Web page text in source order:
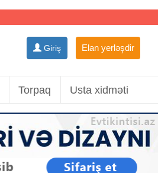
Giriş Elan yerləşdir
Torpaq Usta xidməti